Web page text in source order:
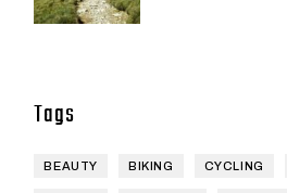
Tags
BEAUTY BIKING CYCLING